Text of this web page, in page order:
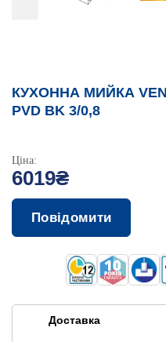
КУХОННА МИЙКА
PVD BK 3/0,8
Ціна:
6019₴
Повідомити
Доставка